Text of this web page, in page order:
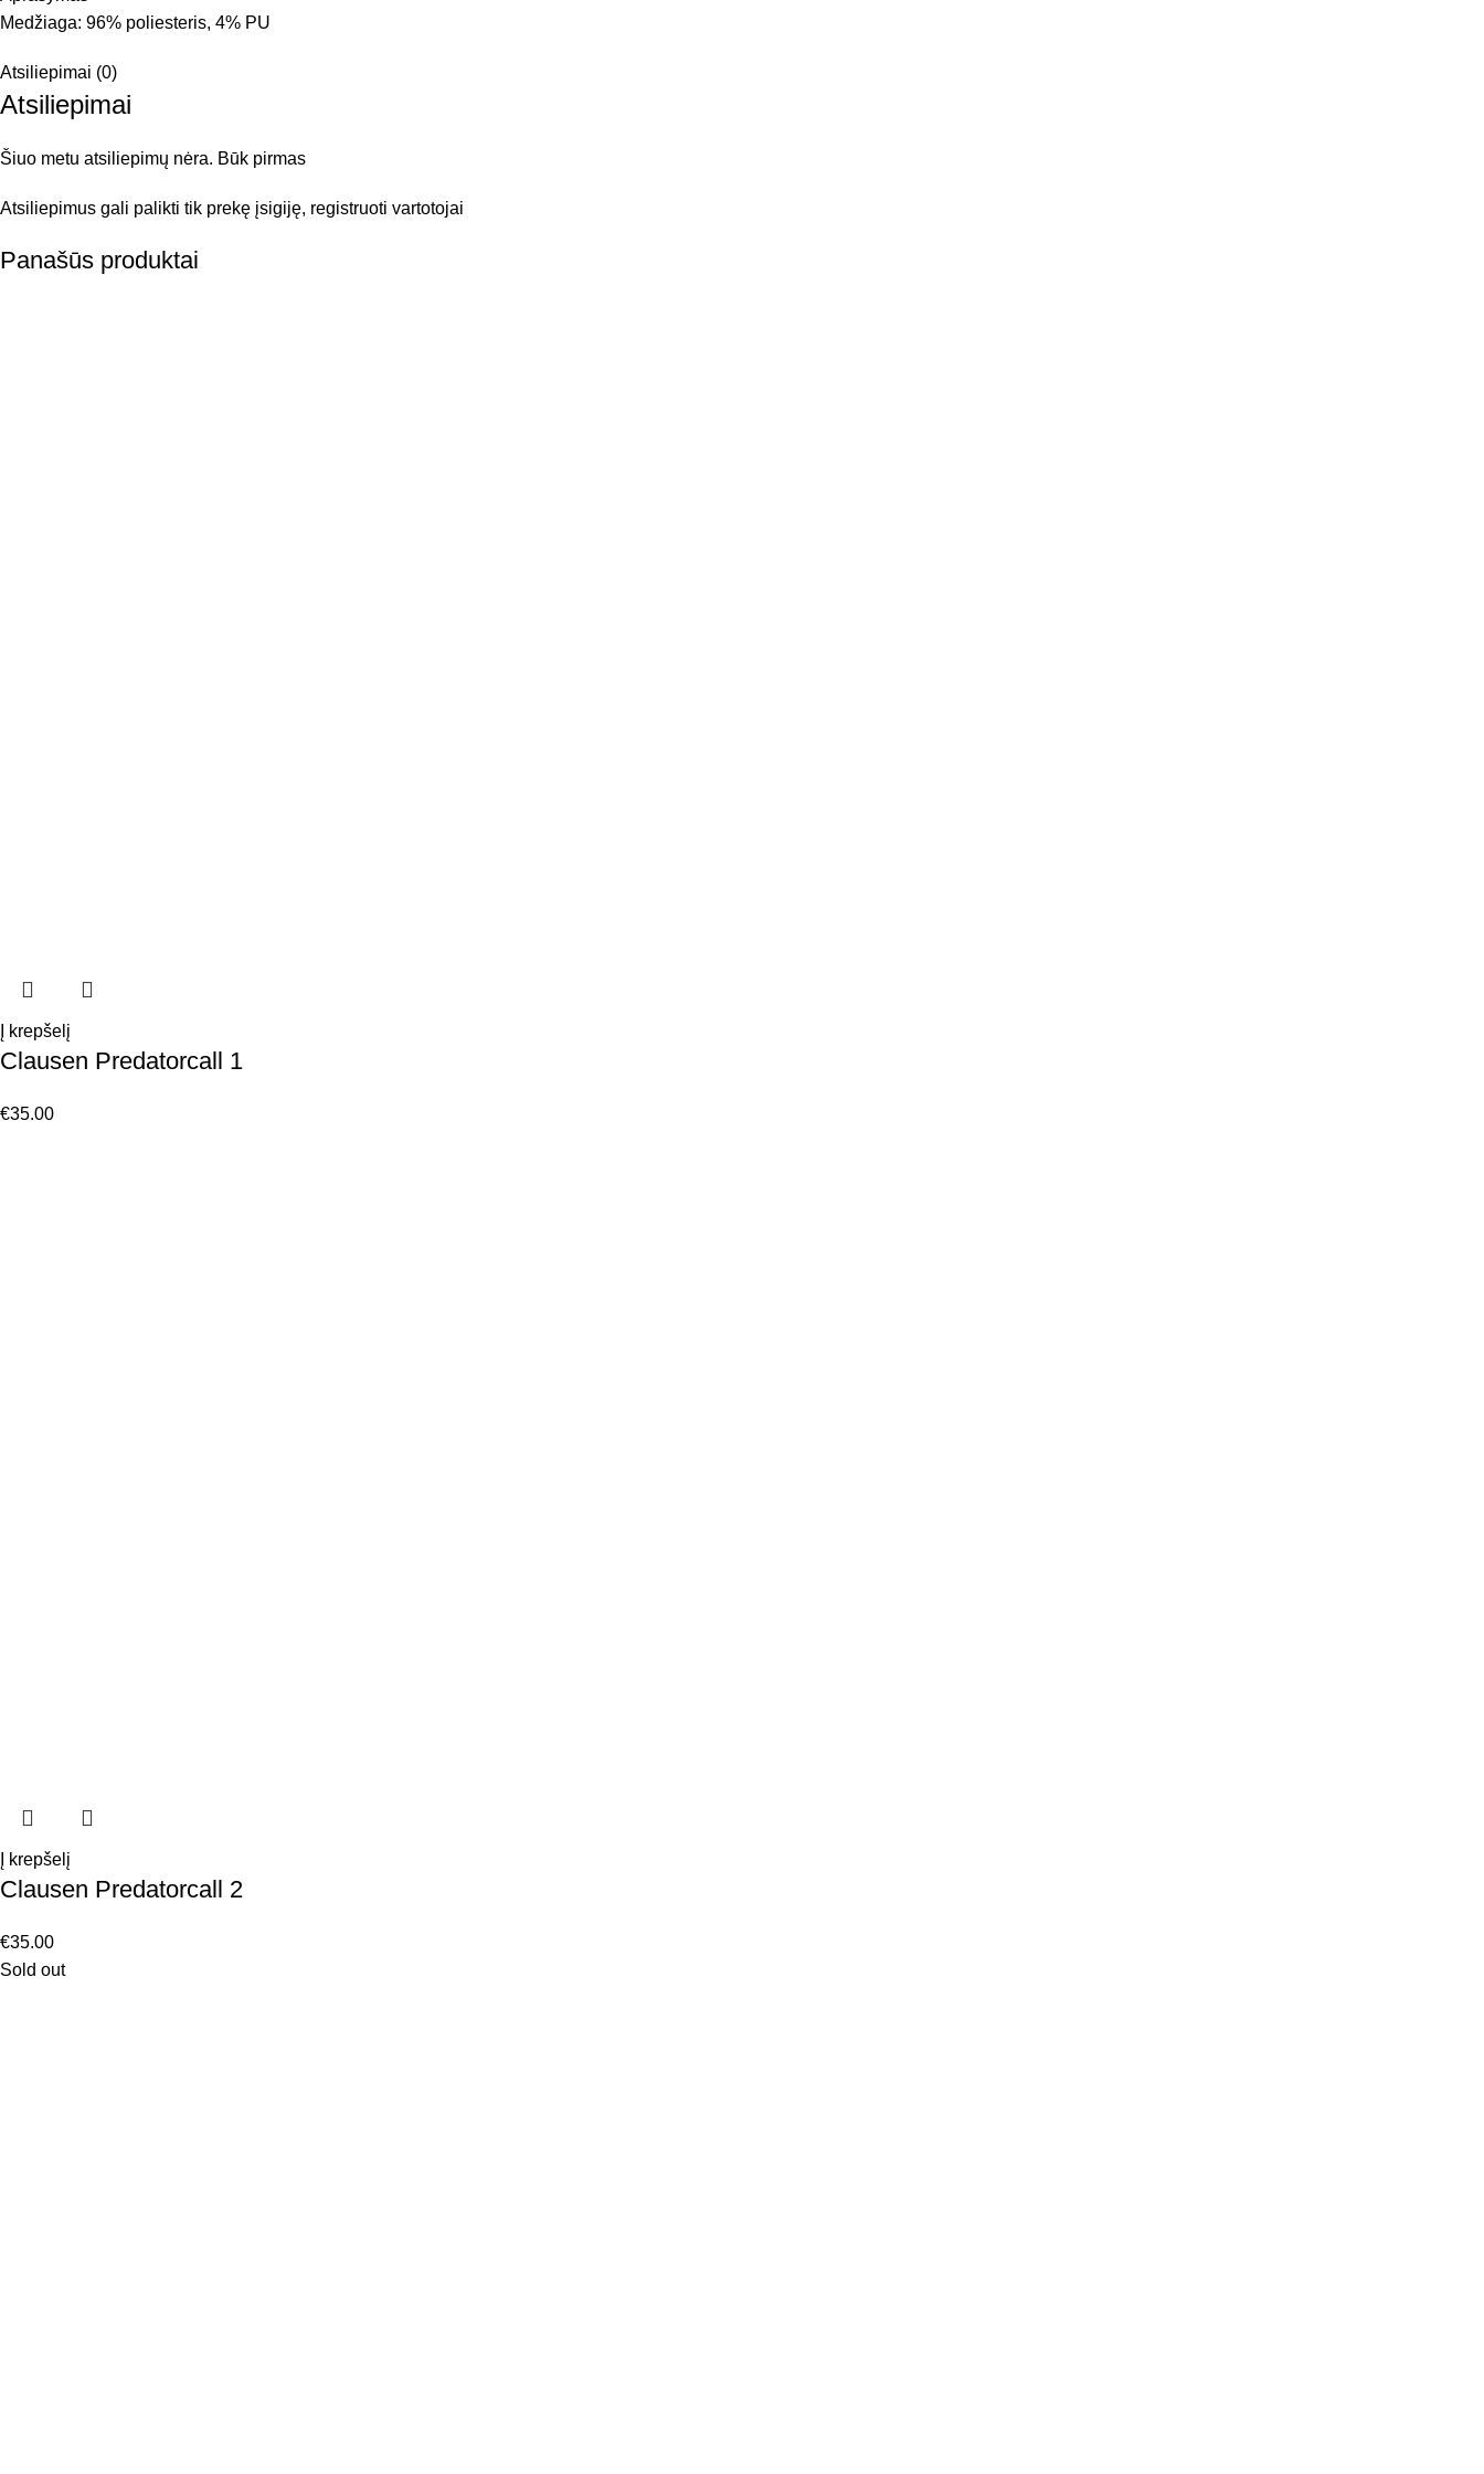
Medžiaga: 96% poliesteris, 4% PU
Atsiliepimai (0)
Atsiliepimai
Šiuo metu atsiliepimų nėra. Būk pirmas
Atsiliepimus gali palikti tik prekę įsigiję, registruoti vartotojai
Panašūs produktai
Į krepšelį
Clausen Predatorcall 1
€35.00
Į krepšelį
Clausen Predatorcall 2
€35.00
Sold out